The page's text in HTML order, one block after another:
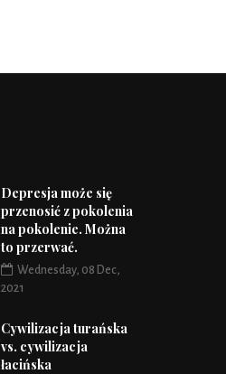
Depresja może się
przenosić z pokolenia
na pokolenie. Można
to przerwać.
Wednesday, 08 Dec,
2021
Cywilizacja turańska
vs. cywilizacja
łacińska